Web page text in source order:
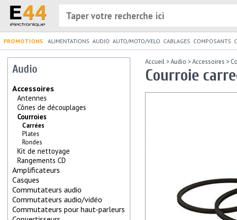
PROMOTIONS ALIMENTATIONS AUDIO AUTO/MOTO/VELO CABLAGES COMPOSANTS
Audio
Accessoires
Antennes
Cônes de découplages
Courroies
Carrées
Plates
Rondes
Kit de nettoyage
Rangements CD
Amplificateurs
Casques
Commutateurs audio
Commutateurs audio/vidéo
Commutateurs pour haut-parleurs
Accueil >Audio >Accessoires >
Courroie